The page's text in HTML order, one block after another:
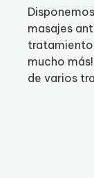
masajes
mucho
de varios